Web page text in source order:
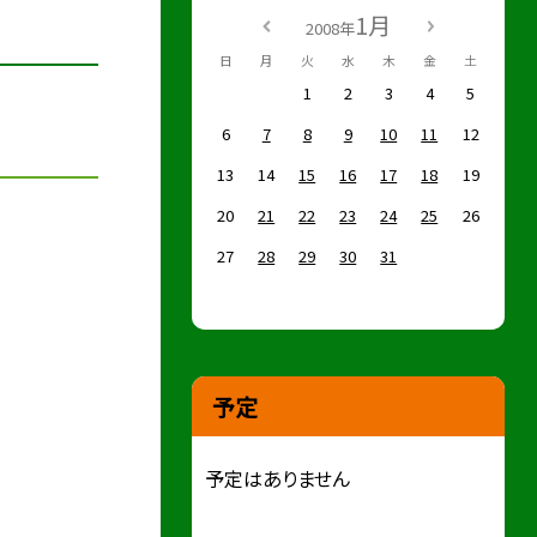
2008年1月
日 月 火 水 木 金 土
1 2 3 4
5
6
7 8 9 10 11
12
13
14 15 16 17 18
19
20
21 22 23 24 25
26
27
28 29 30 31
予定
予定はありません